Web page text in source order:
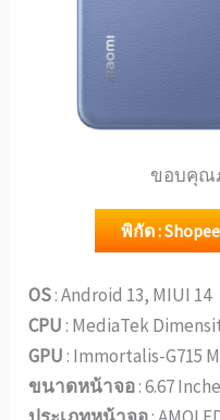
ขอบคุณ
พิกัด : Shopee
OS: Android 13, MIUI 14
CPU: MediaTek
GPU: Immortalis-G715
ขนาดหน้าจอ: 6.67